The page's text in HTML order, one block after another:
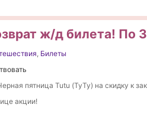
ж/д билета! По
, Билеты
пятница Tutu (ТуТу) на скидку к
акции!